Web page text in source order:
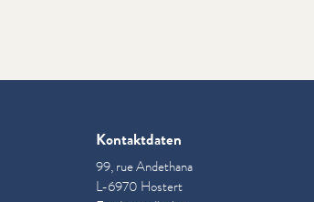
Kontaktdaten
99, rue Andethana
L-6970 Hostert